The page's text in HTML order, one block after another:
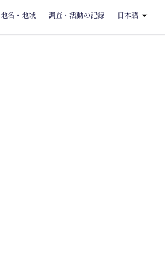
地名・地域 調査・活動の記録